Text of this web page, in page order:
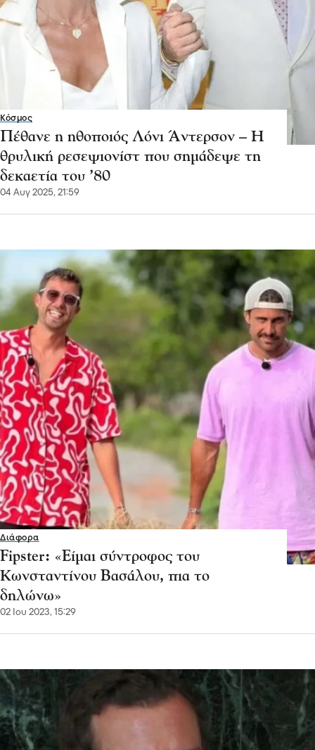
Κόσμος
Πέθανε η ηθοποιός Λόνι Άντερσον – Η
θρυλική ρεσεψιονίστ που σημάδεψε τη
δεκαετία του ’80
04 Αυγ 2025, 21:59
Διάφορα
Fipster: «Είμαι σύντροφος του
Κωνσταντίνου Βασάλου, πια το
δηλώνω»
02 Ιου 2023, 15:29